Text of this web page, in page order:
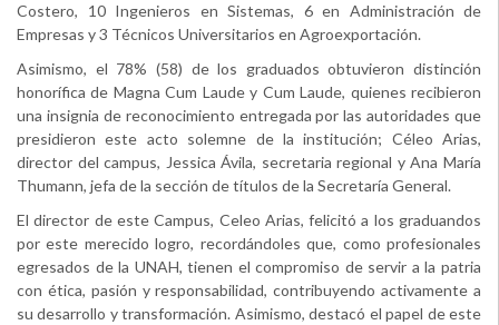
Costero, 10 Ingenieros en Sistemas, 6 en Administración de
Empresas y 3 Técnicos Universitarios en Agroexportación.
Asimismo, el 78% (58) de los graduados obtuvieron distinción
honorífica de Magna Cum Laude y Cum Laude, quienes recibieron
una insignia de reconocimiento entregada por las autoridades que
presidieron este acto solemne de la institución; Céleo Arias,
director del campus, Jessica Ávila, secretaria regional y Ana María
Thumann, jefa de la sección de títulos de la Secretaría General.
El director de este Campus, Celeo Arias, felicitó a los graduandos
por este merecido logro, recordándoles que, como profesionales
egresados de la UNAH, tienen el compromiso de servir a la patria
con ética, pasión y responsabilidad, contribuyendo activamente a
su desarrollo y transformación. Asimismo, destacó el papel de este